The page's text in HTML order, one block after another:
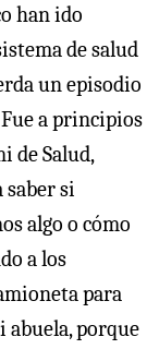
han ido
de salud
un episodio
a principios
de Salud,
si
algo o cómo
a los
para
abuela, porque